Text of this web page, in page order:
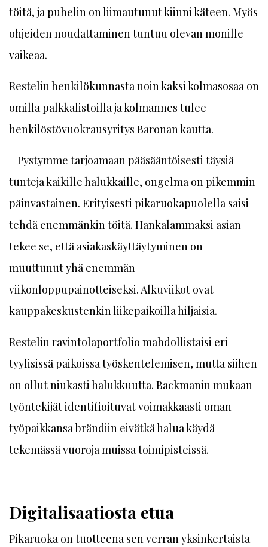
töitä, ja puhelin on liimau­tunut kiinni käteen. Myös
ohjeiden noudattaminen tuntuu olevan monille
vaikeaa.
Restelin henkilökunnasta noin kaksi kolmasosaa on
omilla palkkalistoilla ja kolmannes tulee
henkilöstövuokrausyritys Baronan kautta.
– Pystymme tarjoamaan pääsääntöisesti täysiä
tunteja kaikille halukkaille, ongelma on pikemmin
päinvastainen. Erityisesti pikaruokapuolella saisi
tehdä enemmänkin töitä. Hankalammaksi asian
tekee se, että asiakaskäyttäytyminen on
muuttunut yhä enemmän
viikonloppupainotteiseksi. Alkuviikot ovat
kauppakeskustenkin liikepaikoilla hiljaisia.
Restelin ravintolaportfolio mahdollistaisi eri
tyylisissä paikoissa työskentelemisen, mutta siihen
on ollut niukasti halukkuutta. Backmanin mukaan
työntekijät identifioituvat voimakkaasti oman
työpaikkansa brändiin eivätkä halua käydä
tekemässä vuoroja muissa toimipisteissä.
Digitalisaatiosta etua
Pikaruoka on tuotteena sen verran yksinkertaista